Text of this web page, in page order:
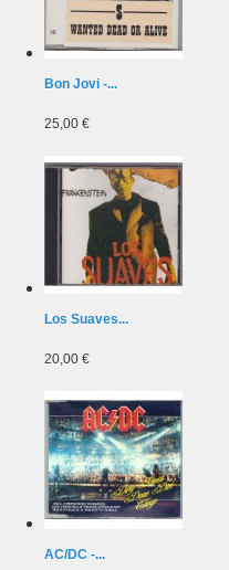
Bon Jovi -...
25,00 €
Los Suaves...
20,00 €
AC/DC -...